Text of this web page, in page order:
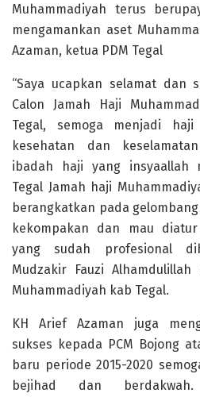
Muhammadiyah terus
mengamankan aset
Azaman, ketua PDM Tegal
“Saya ucapkan selamat dan
Calon Jamah Haji
Tegal, semoga menjadi
kesehatan dan
ibadah haji yang insyaallah
Tegal Jamah haji
berangkatkan pada
kekompakan dan mau
yang sudah profesional
Mudzakir Fauzi
Muhammadiyah kab Tegal.
KH Arief Azaman juga
sukses kepada PCM Bojong
baru periode 2015-2020
bejihad dan